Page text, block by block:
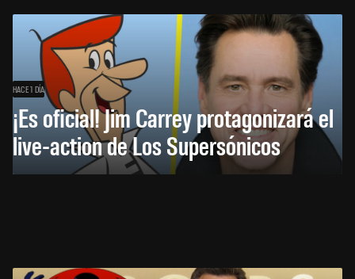
HACE 1 DÍA
¡Es oficial! Jim Carrey protagonizará el
live-action de Los Supersónicos